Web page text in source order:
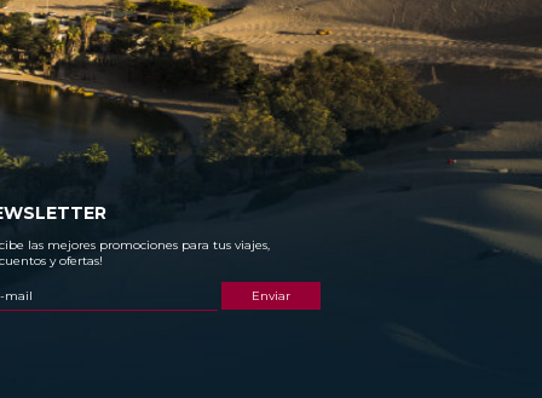
las mejores promociones para tus viajes,
y ofertas!